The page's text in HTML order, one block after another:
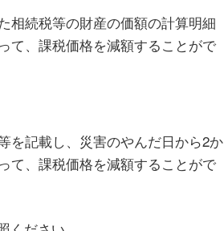
相続税等の財産の価額の計算明細
て、課税価格を減額することがで
を記載し、災害のやんだ日から2か
て、課税価格を減額することがで